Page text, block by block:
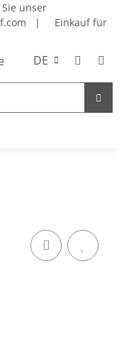
unser
|
Einkauf für
DE